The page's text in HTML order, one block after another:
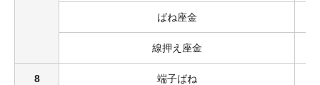
ばね座金
線押え座金
8 端子ばね